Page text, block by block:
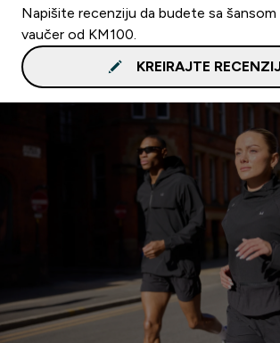
Napišite recenziju da budete sa
vaučer od KM100.
KREIRAJTE